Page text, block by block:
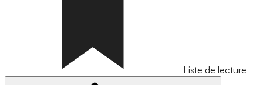
Liste de lecture